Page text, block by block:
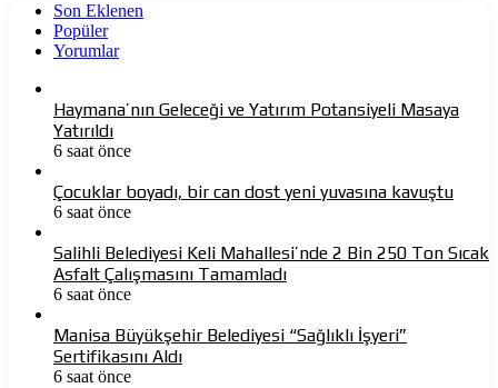
Son Eklenen
Popüler
Yorumlar
Haymana’nın Geleceği ve Yatırım Potansiyeli Masaya
Yatırıldı
6 saat önce
Çocuklar boyadı, bir can dost yeni yuvasına kavuştu
6 saat önce
Salihli Belediyesi Keli Mahallesi’nde 2 Bin 250 Ton Sıcak
Asfalt Çalışmasını Tamamladı
6 saat önce
Manisa Büyükşehir Belediyesi “Sağlıklı İşyeri”
Sertifikasını Aldı
6 saat önce